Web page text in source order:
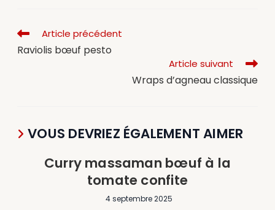
Article précédent
Raviolis bœuf pesto
Article suivant
Wraps d’agneau classique
VOUS DEVRIEZ ÉGALEMENT AIMER
Curry massaman bœuf à la
tomate confite
4 septembre 2025